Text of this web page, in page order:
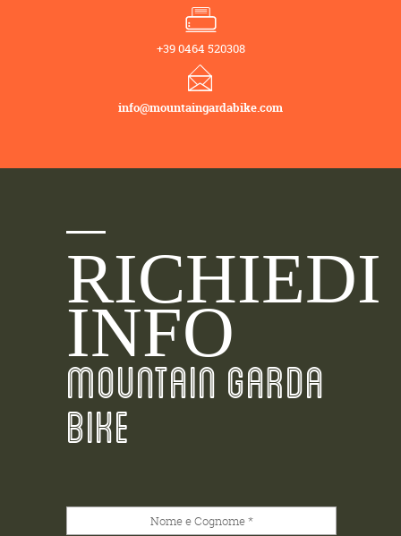
+39 0464 520308
info@mountaingardabike.com
RICHIEDI
INFO
MOUNTAIN GARDA
BIKE